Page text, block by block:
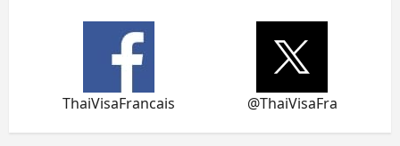
ThaiVisaFrancais @ThaiVisaFra